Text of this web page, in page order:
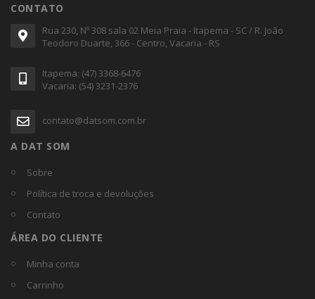
CONTATO
Rua 230, Nº 308 sala 02 Meia Praia - Itapema - SC / R. João
Teodoro Duarte, 366 - Centro, Vacaria - RS
Itapema: (47) 3368-6476
Vacaria: (54) 3231-2376
contato@datsom.com.br
A DAT SOM
Sobre
Política de troca e devoluções
Contato
ÁREA DO CLIENTE
Minha conta
Carrinho